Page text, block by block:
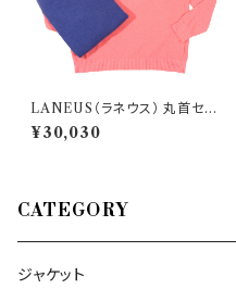
LANEUS（ラネウス） 丸首セー
ター MGU1256 31649
¥30,030
CATEGORY
ジャケット